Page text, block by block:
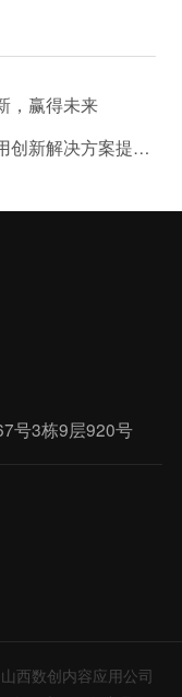
，赢得未来
信息咨询服务：如何利用创新解决方案提升企业管理效率？
号3栋9层920号
山西数创内容应用公司